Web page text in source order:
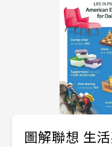
圖解聯想 生